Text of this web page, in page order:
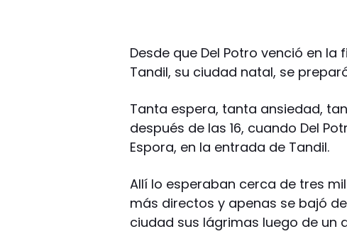
Desde que Del Potro venció en la
Tandil, su ciudad natal, se
Tanta espera, tanta ansiedad,
después de las 16, cuando Del
Espora, en la entrada de Tandil.
Allí lo esperaban cerca de tres
más directos y apenas se bajó
ciudad sus lágrimas luego de un